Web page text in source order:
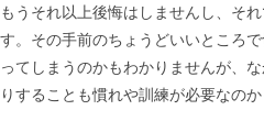
うそれ以上後悔はしませんし、そ
。その手前のちょうどいいところ
てしまうのかもわかりませんが、
ることも慣れや訓練が必要なのか